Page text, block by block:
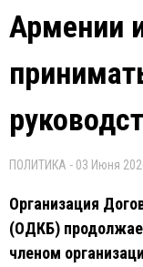
Армении
ПОЛИТИКА - 03 Июня
Организация
(ОДКБ)
членом